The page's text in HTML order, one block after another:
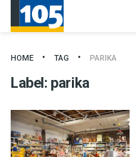
HOME TAG PARIKA
Label: parika